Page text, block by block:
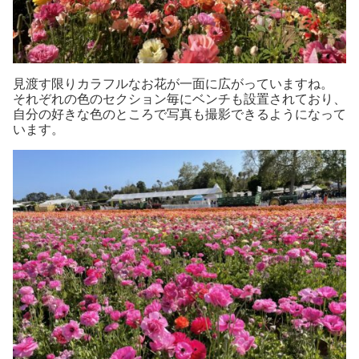
見渡す限りカラフルなお花が一面に広がっていますね。
それぞれの色のセクション毎にベンチも設置されており、
自分の好きな色のところで写真も撮影できるようになって
います。